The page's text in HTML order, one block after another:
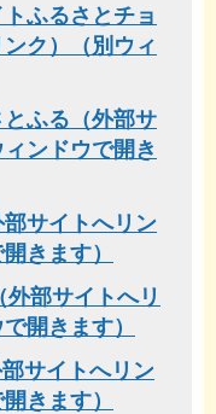
ふるさとチョ
ク）（別ウィ
ふる（外部サ
ンドウで開き
サイトへリン
きます）
部サイトへリ
開きます）
サイトへリン
きます）